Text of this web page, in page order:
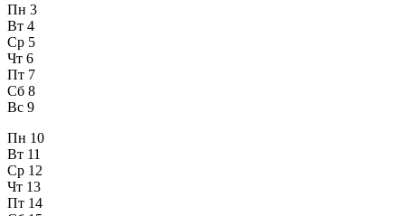
Пн 3
Вт 4
Ср 5
Чт 6
Пт 7
Сб 8
Вс 9
Пн 10
Вт 11
Ср 12
Чт 13
Пт 14